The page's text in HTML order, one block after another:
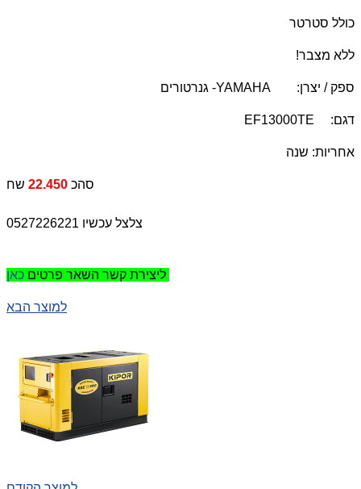
כולל סטרטר
ללא מצבר!
ספק / יצרן: YAMAHA- גנרטורים
דגם: EF13000TE
אחריות: שנה
סהכ 22.450 שח
צלצל עכשיו 0527226221
ליצירת קשר השאר פרטים
למוצר הבא